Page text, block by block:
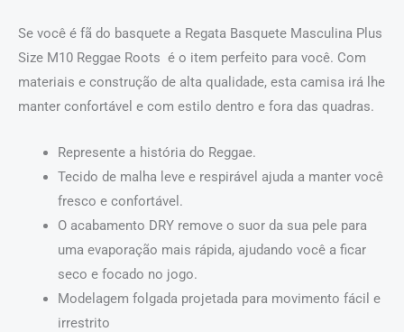
Se você é fã do basquete a Regata Basquete Masculina Plus
Size M10 Reggae Roots é o item perfeito para você. Com
materiais e construção de alta qualidade, esta camisa irá lhe
manter confortável e com estilo dentro e fora das quadras.
Represente a história do Reggae.
Tecido de malha leve e respirável ajuda a manter você
fresco e confortável.
O acabamento DRY remove o suor da sua pele para
uma evaporação mais rápida, ajudando você a ficar
seco e focado no jogo.
Modelagem folgada projetada para movimento fácil e
irrestrito